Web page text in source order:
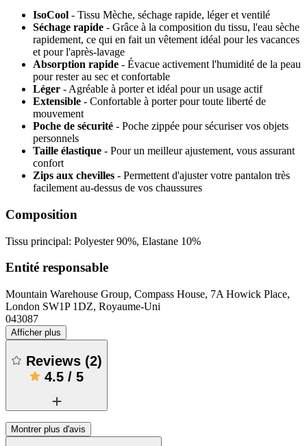
IsoCool - Tissu Mèche, séchage rapide, léger et ventilé
Séchage rapide - Grâce à la composition du tissu, l'eau sèche
rapidement, ce qui en fait un vêtement idéal pour les vacances
et pour l'après-lavage
Absorption rapide - Évacue activement l'humidité de la peau
pour rester au sec et confortable
Léger - Agréable à porter et idéal pour un usage actif
Extensible - Confortable à porter pour toute liberté de
mouvement
Poche de sécurité - Poche zippée pour sécuriser vos objets
personnels
Taille élastique - Pour un meilleur ajustement, vous assurant
confort
Zips aux chevilles - Permettent d'ajuster votre pantalon très
facilement au-dessus de vos chaussures
Composition
Tissu principal: Polyester 90%, Elastane 10%
Entité responsable
Mountain Warehouse Group, Compass House, 7A Howick Place,
London SW1P 1DZ, Royaume-Uni
043087
Afficher plus
Reviews (2)
4.5 / 5
Montrer plus d'avis